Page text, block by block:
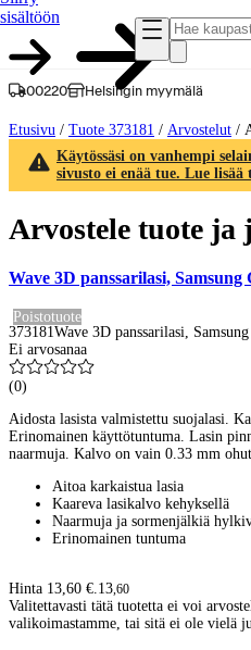
sisältöön
00220 Helsingin myymälä
Etusivu / Tuote 373181 / Arvostelut /
Käytössäsi on vanhempi
sivusto ei enää tue. Lue lisää
Arvostele tuote ja
Wave 3D panssarilasi, Samsung
Poistotuote
373181 Wave 3D panssarilasi,
Ei arvosanaa
(0)
Aidosta lasista valmistettu suojalasi.
Erinomainen käyttötuntuma. Lasin
naarmuja. Kalvo on vain 0.33 mm ohut.
Aitoa karkaistua lasia
Kaareva lasikalvo kehyksellä
Naarmuja ja sormenjälkiä
Erinomainen tuntuma
Hinta 13,60 €. 13,60
Valitettavasti tätä tuotetta ei voi
valikoimastamme, tai sitä ei ole vielä